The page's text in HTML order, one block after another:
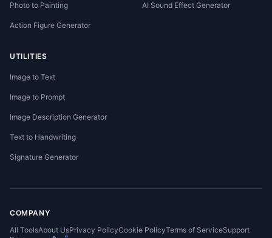
Photo to Painting
Action Figure Generator
AI Sound Effect Generator
UTILITIES
Image to Text
Image to Prompt
Image Description Generator
Text to Handwriting
Signature Generator
COMPANY
All ToolsAbout UsPrivacy PolicyCookie PolicyTerms of ServiceSupport